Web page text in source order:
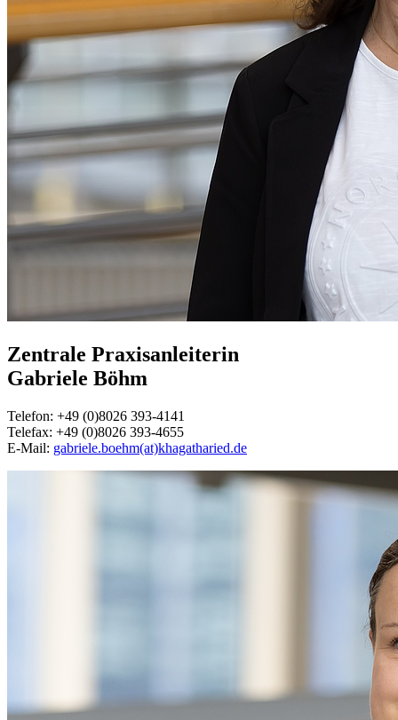
Zentrale Praxisanleiterin
Gabriele Böhm
Telefon: +49 (0)8026 393-4141
Telefax: +49 (0)8026 393-4655
E-Mail: gabriele.boehm(at)khagatharied.de